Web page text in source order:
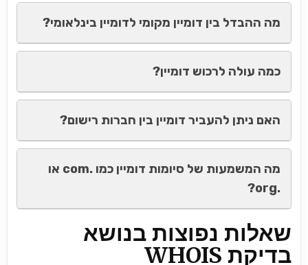
מה ההבדל בין דומיין מקומי לדומיין בינלאומי?
כמה עולה לרכוש דומיין?
האם ניתן להעביר דומיין בין חברות רישום?
מה המשמעות של סיומות דומיין כמו .com או
.org?
שאלות נפוצות בנושא
בדיקת WHOIS